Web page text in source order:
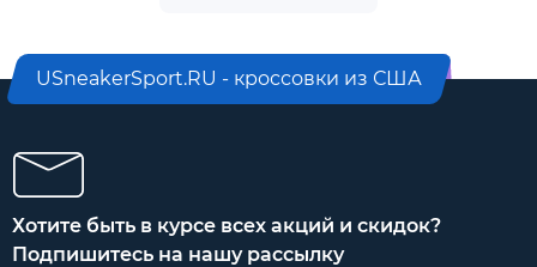
USneakerSport.RU - кроссовки из США
Хотите быть в курсе всех акций и скидок?
Подпишитесь на нашу рассылку